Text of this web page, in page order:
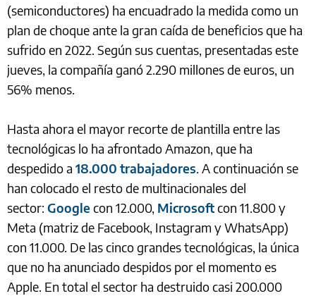
(semiconductores) ha encuadrado la medida como un
plan de choque ante la gran caída de beneficios que ha
sufrido en 2022. Según sus cuentas, presentadas este
jueves, la compañía ganó 2.290 millones de euros, un
56% menos.
Hasta ahora el mayor recorte de plantilla entre las
tecnológicas lo ha afrontado Amazon, que ha
despedido a 18.000 trabajadores. A continuación se
han colocado el resto de multinacionales del
sector: Googlecon 12.000, Microsoftcon 11.800 y
Meta (matriz de Facebook, Instagram y WhatsApp)
con 11.000. De las cinco grandes tecnológicas, la única
que no ha anunciado despidos por el momento es
Apple. En total el sector ha destruido casi 200.000